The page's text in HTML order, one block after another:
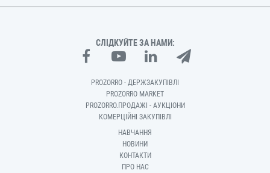
СЛІДКУЙТЕ ЗА НАМИ:
PROZORRO - ДЕРЖЗАКУПІВЛІ
PROZORRO MARKET
PROZORRO.ПРОДАЖІ - АУКЦІОНИ
КОМЕРЦІЙНІ ЗАКУПІВЛІ
НАВЧАННЯ
НОВИНИ
КОНТАКТИ
ПРО НАС